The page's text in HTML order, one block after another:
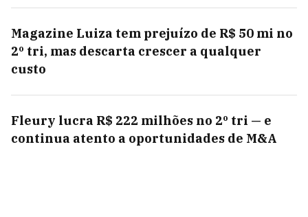
Magazine Luiza tem prejuízo de R$ 50 mi no
2º tri, mas descarta crescer a qualquer
custo
Fleury lucra R$ 222 milhões no 2º tri — e
continua atento a oportunidades de M&A